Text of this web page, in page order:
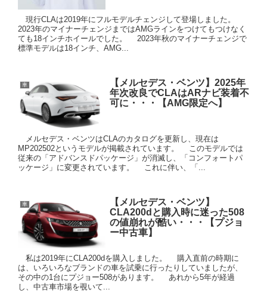
現行CLAは2019年にフルモデルチェンジして登場しました。
2023年のマイナーチェンジまではAMGラインをつけてもつけなく
ても18インチホイールでした。 2023年秋のマイナーチェンジで
標準モデルは18インチ、AMG...
車
【メルセデス・ベンツ】2025年
年次改良でCLAはARナビ装着不
可に・・・【AMG限定へ】
メルセデス・ベンツはCLAのカタログを更新し、現在は
MP202502というモデルが掲載されています。 このモデルでは
従来の「アドバンスドパッケージ」が消滅し、「コンフォートパ
ッケージ」に変更されています。 これに伴い、「...
車
【メルセデス・ベンツ】
CLA200dと購入時に迷った508
の値崩れが酷い・・・【プジョ
ー中古車】
私は2019年にCLA200dを購入しました。 購入直前の時期に
は、いろいろなブランドの車を試乗に行ったりしていましたが、
その中の1台にプジョー508があります。 あれから5年が経過
し、中古車市場を覗いて...